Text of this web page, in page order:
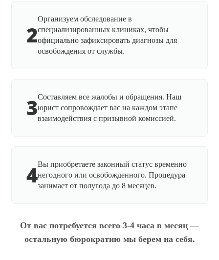
2
Организуем обследование в
специализированных клиниках, чтобы
официально зафиксировать диагнозы для
освобождения от службы.
3Составляем все жалобы и обращения. Наш
юрист сопровождает вас на каждом этапе
взаимодействия с призывной комиссией.
4Вы приобретаете законный статус временно
негодного или освобожденного. Процедура
занимает от полугода до 8 месяцев.
От вас потребуется всего 3-4 часа в месяц —
остальную бюрократию мы берем на себя.